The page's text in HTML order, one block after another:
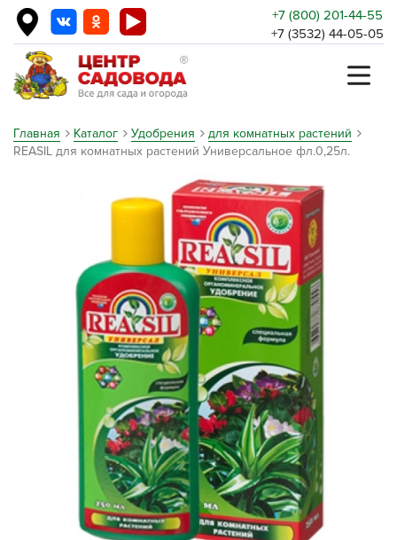
+7 (800) 201-44-55
+7 (3532) 44-05-05
Главная Каталог Удобрения
для комнатных растений
REASIL для комнатных растений Универсальное фл.0,25л.